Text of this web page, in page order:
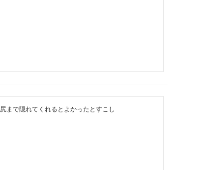
まで隠れてくれるとよかったとすこし